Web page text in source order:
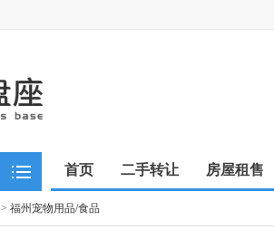
首页 二手转让 房屋租售
> 福州宠物用品/食品